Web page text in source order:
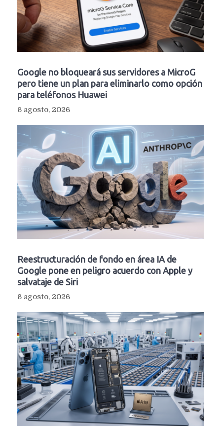
Google no bloqueará sus servidores a MicroG
pero tiene un plan para eliminarlo como opción
para teléfonos Huawei
6 agosto, 2026
Reestructuración de fondo en área IA de
Google pone en peligro acuerdo con Apple y
salvataje de Siri
6 agosto, 2026